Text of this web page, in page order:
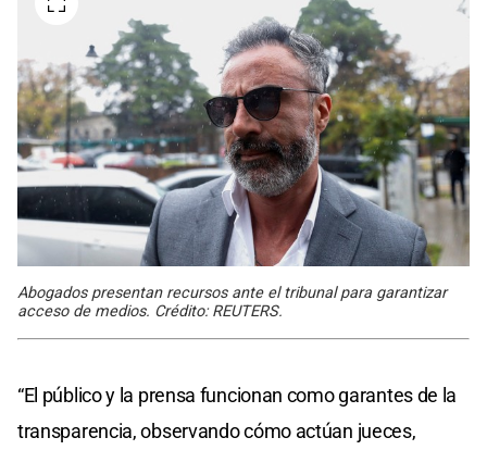
Abogados presentan recursos ante el tribunal para garantizar
acceso de medios. Crédito: REUTERS.
“El público y la prensa funcionan como garantes de la
transparencia, observando cómo actúan jueces,